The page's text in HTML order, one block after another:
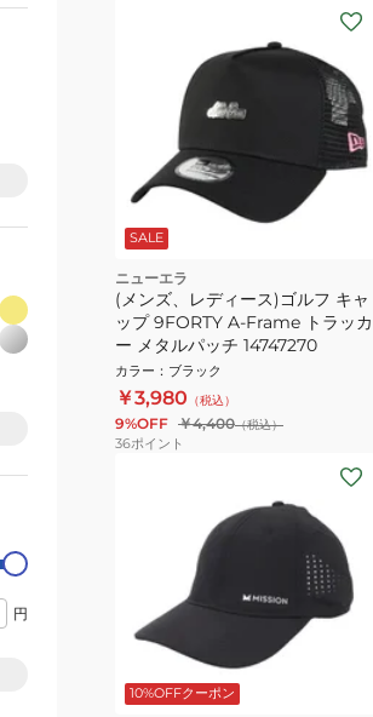
SALE
ニューエラ
(メンズ、レディース)ゴルフ キャ
ップ 9FORTY A-Frame トラッカ
ー メタルパッチ 14747270
カラー ： ブラック
￥3,980 （税込）
9%OFF ￥4,400（税込）
36ポイント
10%OFFクーポン
円